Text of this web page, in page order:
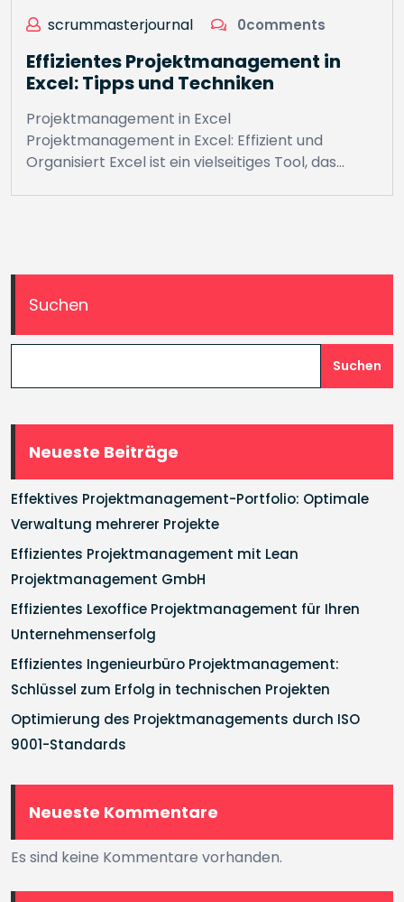
scrummasterjournal 0comments
Effizientes Projektmanagement in
Excel: Tipps und Techniken
Projektmanagement in Excel
Projektmanagement in Excel: Effizient und
Organisiert Excel ist ein vielseitiges Tool, das…
Suchen
Suchen
Neueste Beiträge
Effektives Projektmanagement-Portfolio: Optimale
Verwaltung mehrerer Projekte
Effizientes Projektmanagement mit Lean
Projektmanagement GmbH
Effizientes Lexoffice Projektmanagement für Ihren
Unternehmenserfolg
Effizientes Ingenieurbüro Projektmanagement:
Schlüssel zum Erfolg in technischen Projekten
Optimierung des Projektmanagements durch ISO
9001-Standards
Neueste Kommentare
Es sind keine Kommentare vorhanden.